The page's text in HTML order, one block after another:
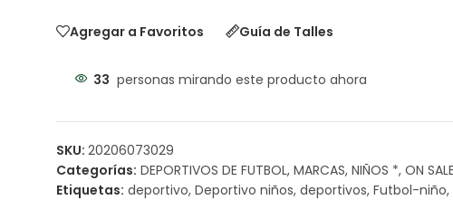
Agregar a Favoritos Guía de Talles
33 personas mirando este producto ahora
SKU: 20206073029
Categorías: DEPORTIVOS DE FUTBOL, MARCAS, NIÑOS *, ON SALE
Etiquetas: deportivo, Deportivo niños, deportivos, Futbol-niño,